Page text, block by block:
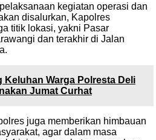
kegiatan operasi dan
disalurkan, Kapolres
titik lokasi, yakni Pasar
dan terakhir di Jalan
Keluhan Warga Polresta Deli
Jumat Curhat
juga memberikan himbauan
agar dalam masa